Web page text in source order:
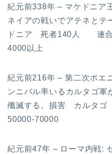
紀元前338年 – マケドニア
ネイアの戦いでアテネとテ
ドニア 死者140人 連
4000以上
紀元前216年 – 第二次ポエ
ンニバル率いるカルタゴ軍
殲滅する。損害 カルタ
50000-70000
紀元前47年 – ローマ内戦: